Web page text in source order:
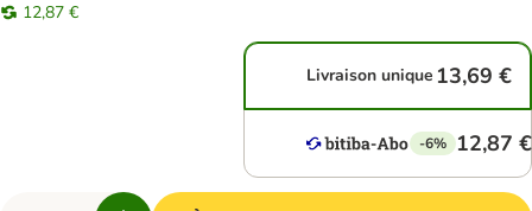
12,87 €
Livraison unique 13,69 €
-6% 12,87 €